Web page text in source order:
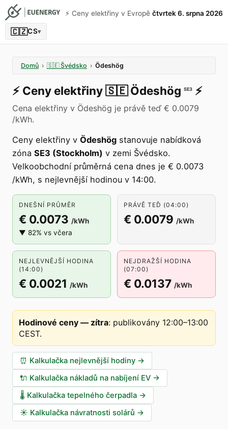
⚡️ Ceny elektřiny v Evropě čtvrtek 6. srpna 2026
🇨🇿CS▾
Domů › 🇸🇪 Švédsko › Ödeshög
⚡️ Ceny elektřiny🇸🇪 Ödeshög SE3 ⚡️
Cena elektřiny v Ödeshög je právě teď € 0.0079
/kWh.
Ceny elektřiny v Ödeshög stanovuje nabídková
zóna SE3 (Stockholm) v zemi Švédsko.
Velkoobchodní průměrná cena dnes je € 0.0073
/kWh, s nejlevnější hodinou v 14:00.
DNEŠNÍ PRŮMĚR
€ 0.0073 /kWh
▼ 82% vs včera
PRÁVĚ TEĎ (04:00)
€ 0.0079 /kWh
NEJLEVNĚJŠÍ HODINA
(14:00)
€ 0.0021 /kWh
NEJDRAŽŠÍ HODINA
(07:00)
€ 0.0137 /kWh
Hodinové ceny — zítra: publikovány 12:00–13:00
CEST.
⏰ Kalkulačka nejlevnější hodiny →
🔌 Kalkulačka nákladů na nabíjení EV →
🌡️ Kalkulačka tepelného čerpadla →
☀️ Kalkulačka návratnosti solárů →